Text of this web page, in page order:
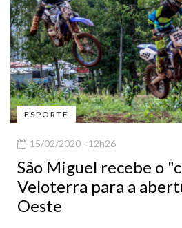
ESPORTE
15/02/2020 - 12h26
São Miguel recebe o
Veloterra para a
Oeste